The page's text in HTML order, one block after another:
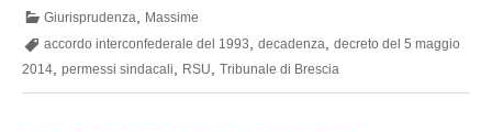
delle
RSU
in
Giurisprudenza
Massime
accordo interconfederale del 1993
decadenza decreto del 5 maggio
2014 permessi sindacali RSU Tribunale di Brescia